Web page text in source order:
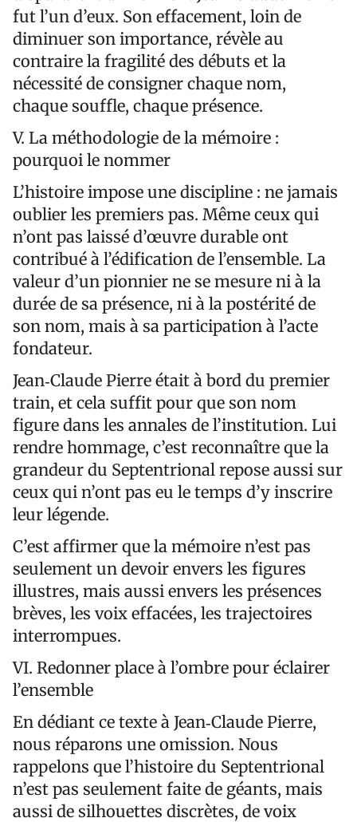
fut l’un d’eux. Son effacement, loin de
diminuer son importance, révèle au
contraire la fragilité des débuts et la
nécessité de consigner chaque nom,
chaque souffle, chaque présence.
V. La méthodologie de la mémoire :
pourquoi le nommer
L’histoire impose une discipline : ne jamais
oublier les premiers pas. Même ceux qui
n’ont pas laissé d’œuvre durable ont
contribué à l’édification de l’ensemble. La
valeur d’un pionnier ne se mesure ni à la
durée de sa présence, ni à la postérité de
son nom, mais à sa participation à l’acte
fondateur.
Jean‑Claude Pierre était à bord du premier
train, et cela suffit pour que son nom
figure dans les annales de l’institution. Lui
rendre hommage, c’est reconnaître que la
grandeur du Septentrional repose aussi sur
ceux qui n’ont pas eu le temps d’y inscrire
leur légende.
C’est affirmer que la mémoire n’est pas
seulement un devoir envers les figures
illustres, mais aussi envers les présences
brèves, les voix effacées, les trajectoires
interrompues.
VI. Redonner place à l’ombre pour éclairer
l’ensemble
En dédiant ce texte à Jean‑Claude Pierre,
nous réparons une omission. Nous
rappelons que l’histoire du Septentrional
n’est pas seulement faite de géants, mais
aussi de silhouettes discrètes, de voix